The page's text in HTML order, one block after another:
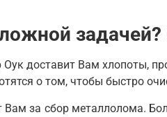
доставит Вам хлопоты,
о том, чтобы быстро
Вам за сбор металлолома.